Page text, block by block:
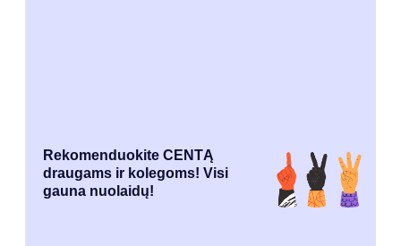
Rekomenduokite CENTĄ
draugams ir kolegoms! Visi
gauna nuolaidų!